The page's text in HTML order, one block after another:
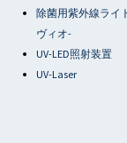
除菌用紫外線ライ
ヴィオ-
UV-LED照射装置
UV-Laser